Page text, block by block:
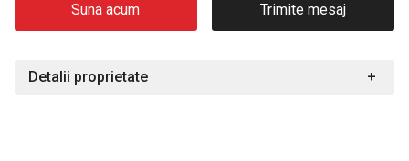
Suna acum Trimite mesaj
Detalii proprietate